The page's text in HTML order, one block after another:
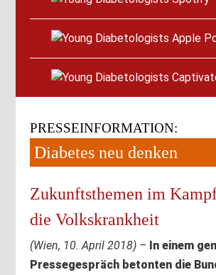
PRESSEINFORMATION:
Diabetes neu denken
Zukunftsthemen im
die Volkskrankheit
(Wien, 10. April 2018) – In einem
Pressegespräch betonten die